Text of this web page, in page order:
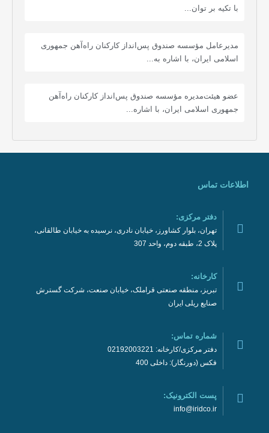
با تکیه بر توان...
مدیرعامل مؤسسه صندوق پس‌انداز کارکنان راه‌آهن جمهوری
اسلامی ایران، با اشاره به...
عضو هیئت‌مدیره مؤسسه صندوق پس‌انداز کارکنان راه‌آهن
جمهوری اسلامی ایران، با اشاره...
اطلاعات تماس
دفتر مرکزی:
تهران، بلوار کشاورز، خیابان نادری، نرسیده به خیابان طالقانی،
پلاک 2، طبقه دوم، واحد 307
کارخانه:
تبریز، منطقه صنعتی قراملک، خیابان صنعت، شرکت گسترش
صنایع ریلی ایران
شماره تماس:
دفتر مرکزی/کارخانه: 02192003221
فکس (دورنگار): داخلی 400
پست الکترونیک:
info@iridco.ir